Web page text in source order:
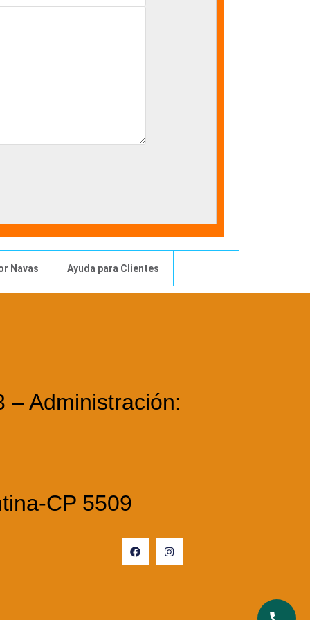
Navas Ayuda para Clientes
– Administración:
CP 5509